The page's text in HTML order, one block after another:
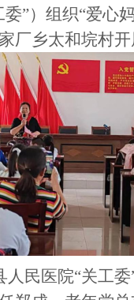
委”）组织“爱心
厂乡太和垸村
人民医院“关工